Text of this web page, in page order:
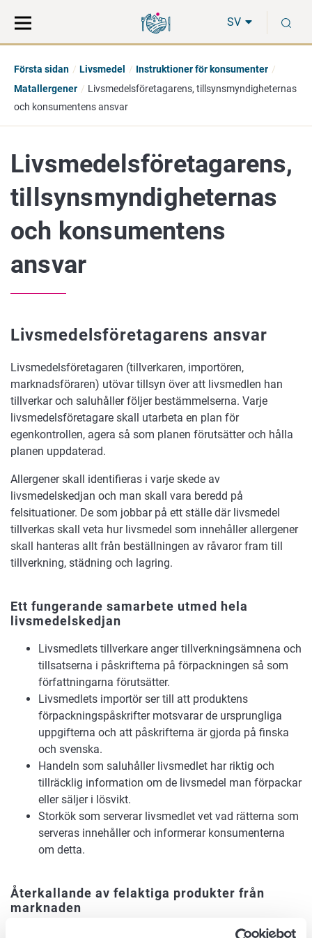
direkt
till
på
hela
SV
Första sidan Livsmedel
Instruktioner för konsumenter
Matallergener
Livsmedelsföretagarens, tillsynsmyndigheternas
och konsumentens ansvar
Livsmedelsföretagarens,
tillsynsmyndigheternas
och konsumentens
ansvar
Livsmedelsföretagarens ansvar
Livsmedelsföretagaren (tillverkaren, importören,
marknadsföraren) utövar tillsyn över att livsmedlen han
tillverkar och saluhåller följer bestämmelserna. Varje
livsmedelsföretagare skall utarbeta en plan för
egenkontrollen, agera så som planen förutsätter och hålla
planen uppdaterad.
Allergener skall identifieras i varje skede av
livsmedelskedjan och man skall vara beredd på
felsituationer. De som jobbar på ett ställe där livsmedel
tillverkas skall veta hur livsmedel som innehåller allergener
skall hanteras allt från beställningen av råvaror fram till
tillverkning, städning och lagring.
Ett fungerande samarbete utmed hela
livsmedelskedjan
Livsmedlets tillverkare anger tillverkningsämnena och
tillsatserna i påskrifterna på förpackningen så som
författningarna förutsätter.
Livsmedlets importör ser till att produktens
förpackningspåskrifter motsvarar de ursprungliga
uppgifterna och att påskrifterna är gjorda på finska
och svenska.
Handeln som saluhåller livsmedlet har riktig och
tillräcklig information om de livsmedel man förpackar
eller säljer i lösvikt.
Storkök som serverar livsmedlet vet vad rätterna som
serveras innehåller och informerar konsumenterna
om detta.
Återkallande av felaktiga produkter från
marknaden